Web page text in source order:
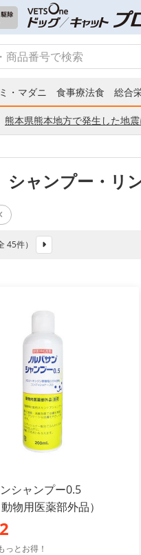
・マダニ 食事療法食 総合
熊本県熊本地方で発生した地
シャンプー・リ
45件）
シャンプー0.5
物用医薬部外品）
っとお得！